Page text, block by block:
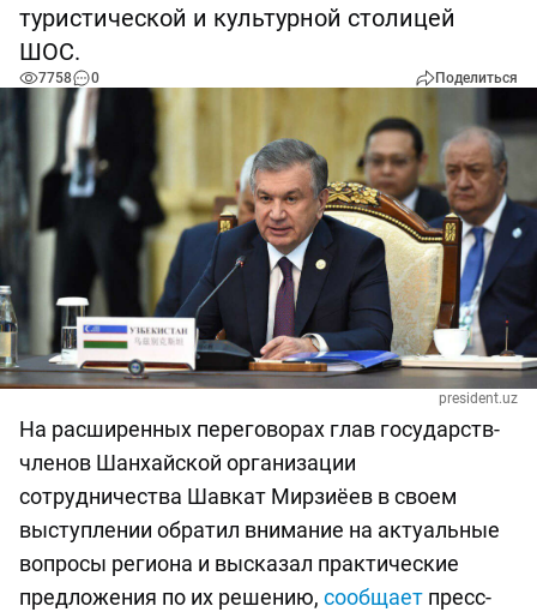
туристической и культурной столицей
ШОС.
7758 0 Поделиться
president.uz
На расширенных переговорах глав государств-
членов Шанхайской организации
сотрудничества Шавкат Мирзиёев в своем
выступлении обратил внимание на актуальные
вопросы региона и высказал практические
предложения по их решению, сообщает пресс-